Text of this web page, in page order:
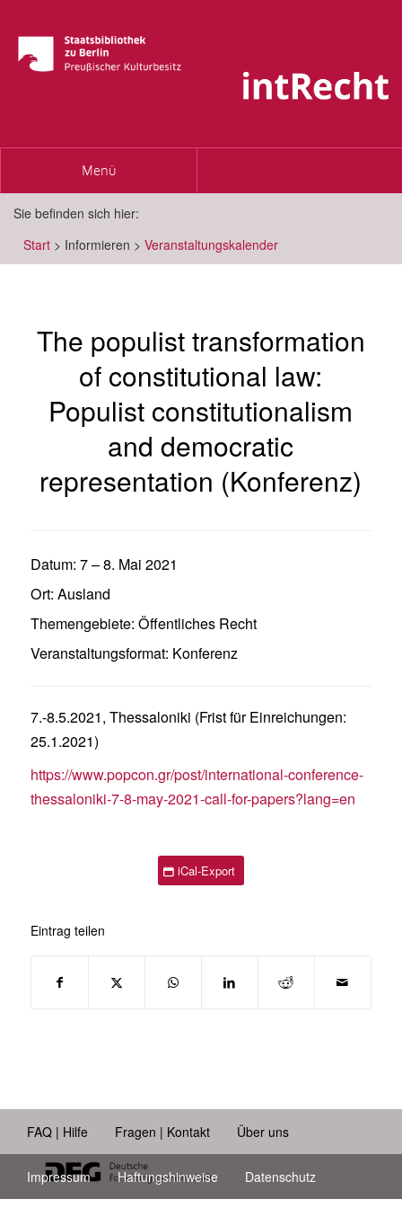
Toggle
Menü
Sie befinden sich hier:
Start > Informieren > Veranstaltungskalender
The populist transformation
of constitutional law:
Populist constitutionalism
and democratic
representation (Konferenz)
Datum: 7–8. Mai 2021
Ort: Ausland
Themengebiete: Öffentliches Recht
Veranstaltungsformat: Konferenz
7.-8.5.2021, Thessaloniki (Frist für Einreichungen:
25.1.2021)
https://www.popcon.gr/post/international-conference-
thessaloniki-7-8-may-2021-call-for-papers?lang=en
iCal-Export
Eintrag teilen
FAQ | Hilfe Fragen | Kontakt Über uns
Impressum Haftungshinweise Datenschutz